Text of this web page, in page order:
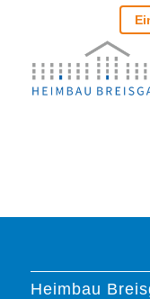
Heimbau